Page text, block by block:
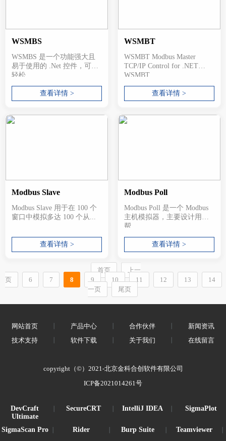
WSMBS
WSMBS 是一个功能强大且
易于使用的 .Net 控件，可以
轻松...
查看详情 >
WSMBT
WSMBT Modbus Master
TCP/IP Control for .NET
WSMBT ...
查看详情 >
Modbus Slave
Modbus Slave 用于在 100 个
窗口中模拟多达 100 个从...
查看详情 >
Modbus Poll
Modbus Poll 是一个 Modbus
主机模拟器，主要设计用于
帮...
查看详情 >
首页
上一
页
6 7 8 9 10 11 12 13
14
一页
尾页
网站首页 产品中心 合作伙伴
新闻资讯
技术支持
软件下载 关于我们 在线留言
copyright（©）2021-北京金科合创软件有限公司
ICP备2021014261号
DevCraft
Ultimate
SecureCRT IntelliJ IDEA SigmaPlot
SigmaScan Pro Rider Burp Suite Teamviewer